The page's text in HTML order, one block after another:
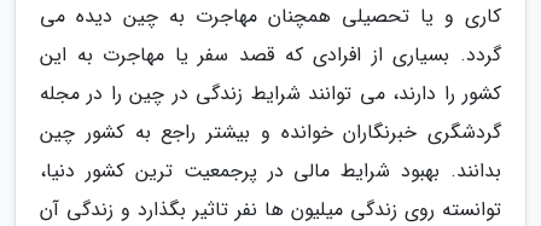
کاری و یا تحصیلی همچنان مهاجرت به چین دیده می
گردد. بسیاری از افرادی که قصد سفر یا مهاجرت به این
کشور را دارند، می توانند شرایط زندگی در چین را در مجله
گردشگری خبرنگاران خوانده و بیشتر راجع به کشور چین
بدانند. بهبود شرایط مالی در پرجمعیت ترین کشور دنیا،
توانسته روی زندگی میلیون ها نفر تاثیر بگذارد و زندگی آن